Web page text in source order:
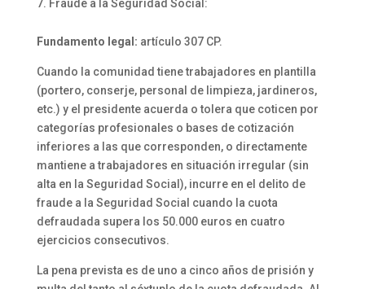
Fraude a la Seguridad Social:
Fundamento legal: artículo 307 CP.
Cuando la comunidad tiene trabajadores en plantilla
(portero, conserje, personal de limpieza, jardineros,
etc.) y el presidente acuerda o tolera que coticen por
categorías profesionales o bases de cotización
inferiores a las que corresponden, o directamente
mantiene a trabajadores en situación irregular (sin
alta en la Seguridad Social), incurre en el delito de
fraude a la Seguridad Social cuando la cuota
defraudada supera los 50.000 euros en cuatro
ejercicios consecutivos.
La pena prevista es de uno a cinco años de prisión y